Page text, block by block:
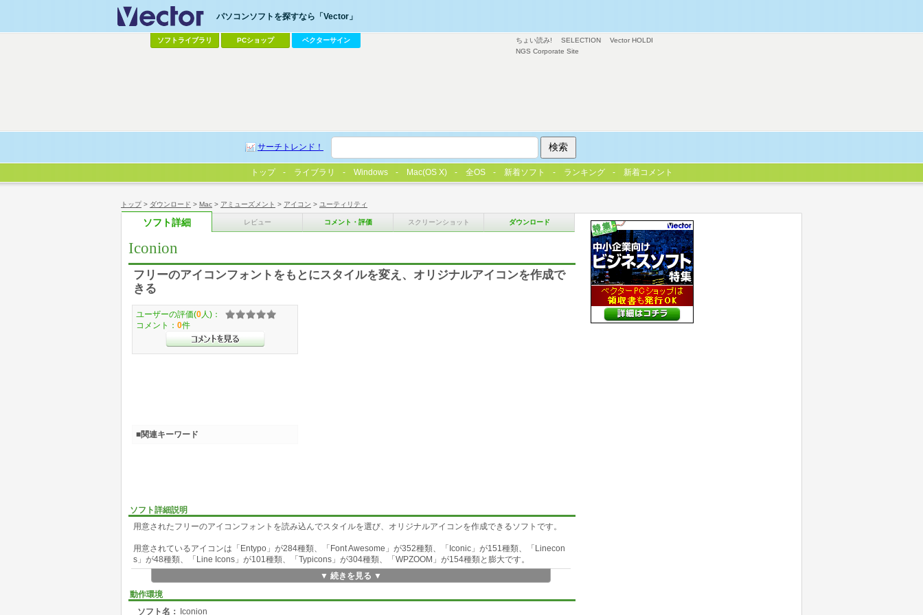
トップ> ダウンロード > Mac > アミューズメント > アイコン > ユーティリティ
ソフト詳細 レビュー コメント・評価 スクリーンショット ダウンロード
Iconion
フリーのアイコンフォントをもとにスタイルを変え、オリジナルアイコンを作成で
きる
ソフト詳細説明
用意されたフリーのアイコンフォントを読み込んでスタイルを選び、オリジナルアイコンを作成できるソフトです。
用意されているアイコンは「Entypo」が284種類、「Font Awesome」が352種類、「Iconic」が151種類、「Linecon
s」が48種類、「Line Icons」が101種類、「Typicons」が304種類、「WPZOOM」が154種類と膨大です。
まず、「Iconion」ウィンドウの左ペインにある「Select Icon」セクションで、デザインを参考にするアイコンを選択し
ます。「+」ボタンをクリックすると、アイコンが一覧表示されるので、スクロールして好みのアイコンを選択します。
▼ 続きを見る ▼
動作環境
ソフト名：
Iconion
ユーザーの評価(0 人)：
コメント： 0件
■関連キーワード
ちょい読み! SELECTION
Vector HOLDI
NGS Corporate Site
パソコンソフトを探すなら「Vector」
ソフトライブラリ PCショップ ベクターサイン
サーチトレンド！
トップ ライブラリ Windows Mac(OS X) 全OS 新着ソフト ランキング 新着コメント